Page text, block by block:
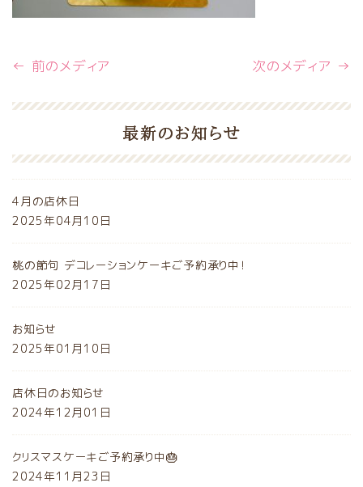
← 前のメディア 次のメディア →
最新のお知らせ
4月の店休日
2025年04月10日
桃の節句 デコレーションケーキご予約承り中！
2025年02月17日
お知らせ
2025年01月10日
店休日のお知らせ
2024年12月01日
クリスマスケーキご予約承り中🎂
2024年11月23日